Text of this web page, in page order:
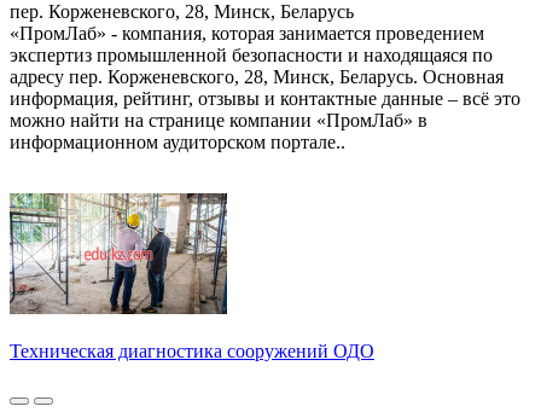
пер. Корженевского, 28, Минск, Беларусь
«ПромЛаб» - компания, которая занимается проведением
экспертиз промышленной безопасности и находящаяся по
адресу пер. Корженевского, 28, Минск, Беларусь. Основная
информация, рейтинг, отзывы и контактные данные – всё это
можно найти на странице компании «ПромЛаб» в
информационном аудиторском портале..
Техническая диагностика сооружений ОДО